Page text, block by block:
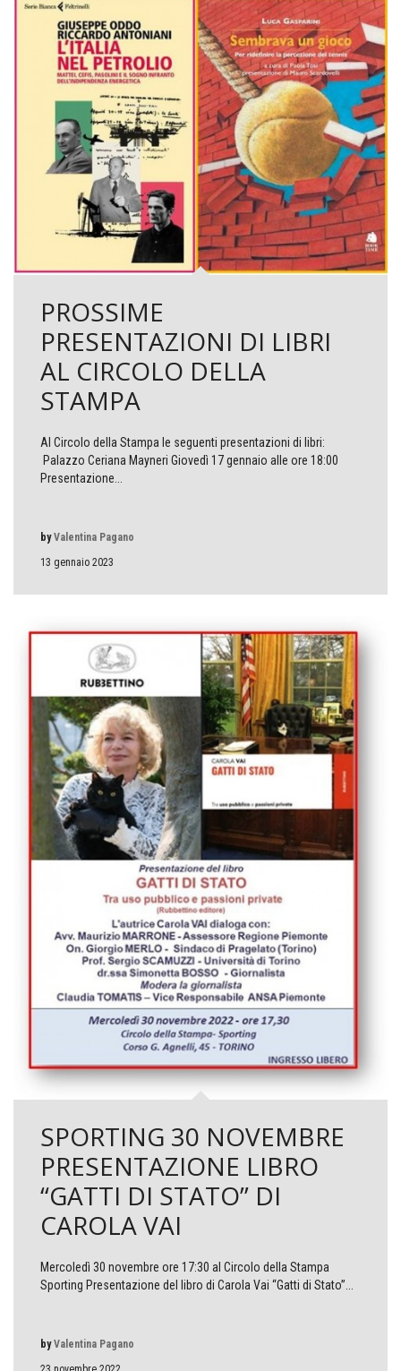
PROSSIME
PRESENTAZIONI DI LIBRI
AL CIRCOLO DELLA
STAMPA
Al Circolo della Stampa le seguenti presentazioni di libri:
Palazzo Ceriana Mayneri Giovedì 17 gennaio alle ore 18:00
Presentazione...
13 gennaio 2023
byValentina Pagano
SPORTING 30 NOVEMBRE
PRESENTAZIONE LIBRO
“GATTI DI STATO” DI
CAROLA VAI
Mercoledì 30 novembre ore 17:30 al Circolo della Stampa
Sporting Presentazione del libro di Carola Vai “Gatti di Stato”...
byValentina Pagano